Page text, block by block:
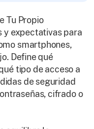
Tu Propio
y expectativas para
smartphones,
Define qué
tipo de acceso a
de seguridad
cifrado o